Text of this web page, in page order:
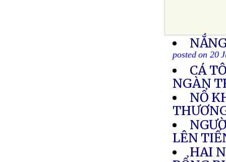
posted on 20
CÁ
NGÀN
NỔ
LÊN
HAI